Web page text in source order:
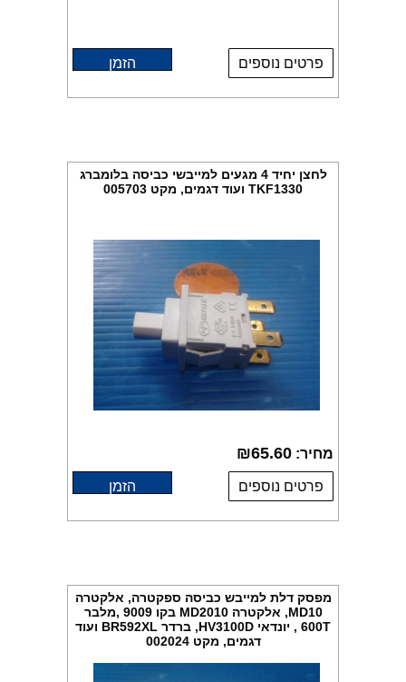
פרטים נוספים הזמן
לחצן יחיד 4 מגעים למייבשי כביסה בלומברג
TKF1330 ועוד דגמים, מקט 005703
מחיר: ₪65.60
פרטים נוספים הזמן
מפסק דלת למייבש כביסה ספקטרה, אלקטרה
MD10, אלקטרה MD2010 בקו 9009 ,מלבר
600T , יונדאי HV3100D, ברדר BR592XL ועוד
דגמים, מקט 002024